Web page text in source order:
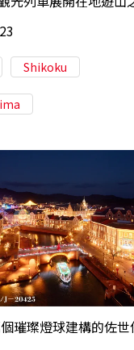
Shikoku
璀璨燈球建構的佐